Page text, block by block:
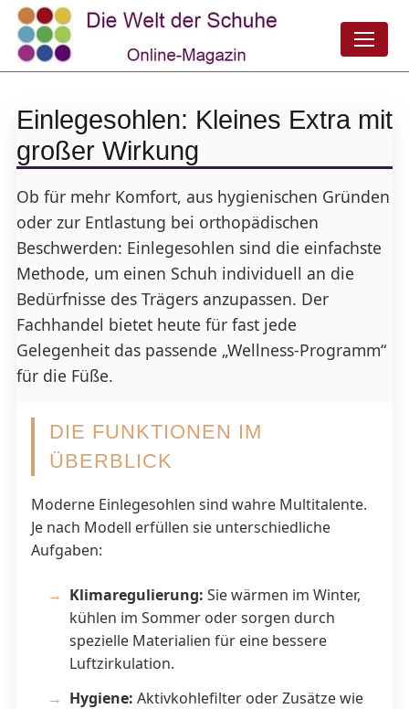
Einlegesohlen: Kleines Extra mit
großer Wirkung
Ob für mehr Komfort, aus hygienischen Gründen
oder zur Entlastung bei orthopädischen
Beschwerden: Einlegesohlen sind die einfachste
Methode, um einen Schuh individuell an die
Bedürfnisse des Trägers anzupassen. Der
Fachhandel bietet heute für fast jede
Gelegenheit das passende „Wellness-Programm“
für die Füße.
DIE FUNKTIONEN IM
ÜBERBLICK
Moderne Einlegesohlen sind wahre Multitalente.
Je nach Modell erfüllen sie unterschiedliche
Aufgaben:
Klimaregulierung: Sie wärmen im Winter,
kühlen im Sommer oder sorgen durch
spezielle Materialien für eine bessere
Luftzirkulation.
Hygiene: Aktivkohlefilter oder Zusätze wie